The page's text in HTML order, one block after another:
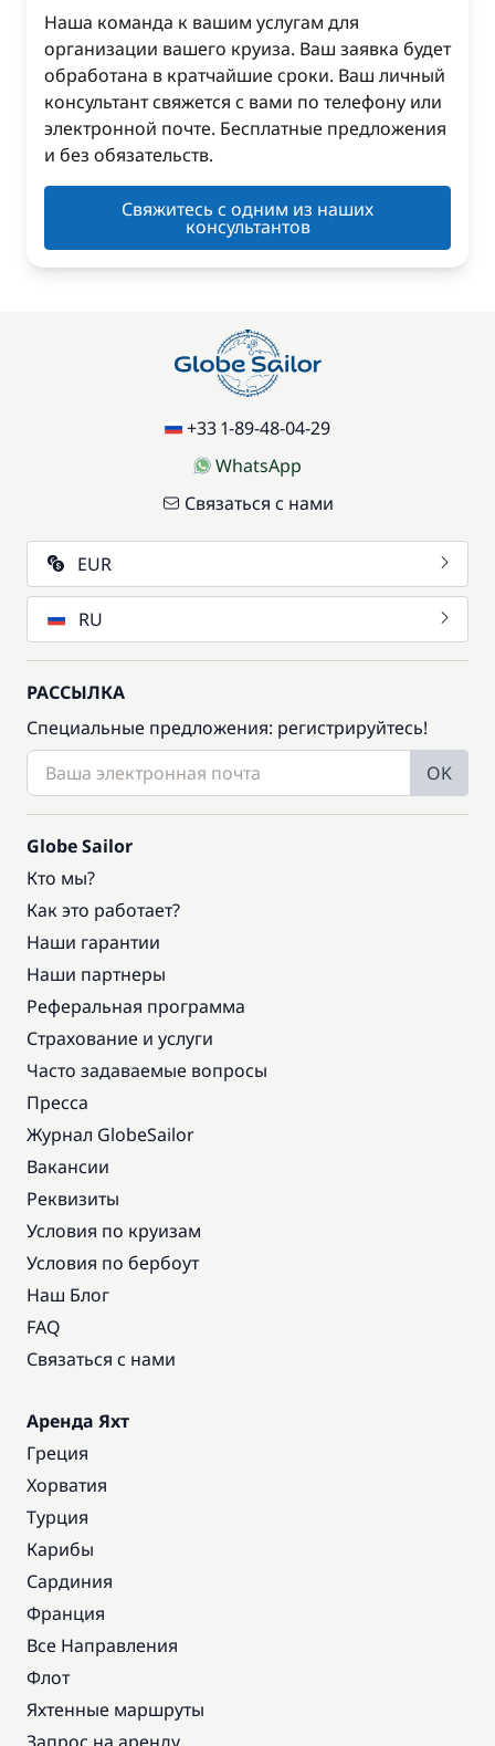
Наша команда к вашим услугам для
организации вашего круиза. Ваш заявка будет
обработана в кратчайшие сроки. Ваш личный
консультант свяжется с вами по телефону или
электронной почте. Бесплатные предложения
и без обязательств.
Свяжитесь с одним из наших
консультантов
+33 1-89-48-04-29
WhatsApp
Связаться с нами
EUR
RU
РАССЫЛКА
Специальные предложения: регистрируйтесь!
OK
Globe Sailor
Кто мы?
Как это работает?
Наши гарантии
Наши партнеры
Реферальная программа
Страхование и услуги
Часто задаваемые вопросы
Пресса
Журнал GlobeSailor
Вакансии
Реквизиты
Условия по круизам
Условия по бербоут
Наш Блог
FAQ
Связаться с нами
Аренда Яхт
Греция
Хорватия
Турция
Карибы
Сардиния
Франция
Все Направления
Флот
Яхтенные маршруты